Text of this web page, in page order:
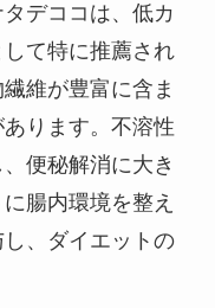
デココは、低カ
て特に推薦され
維が豊富に含ま
ります。不溶性
便秘解消に大き
腸内環境を整え
、ダイエットの